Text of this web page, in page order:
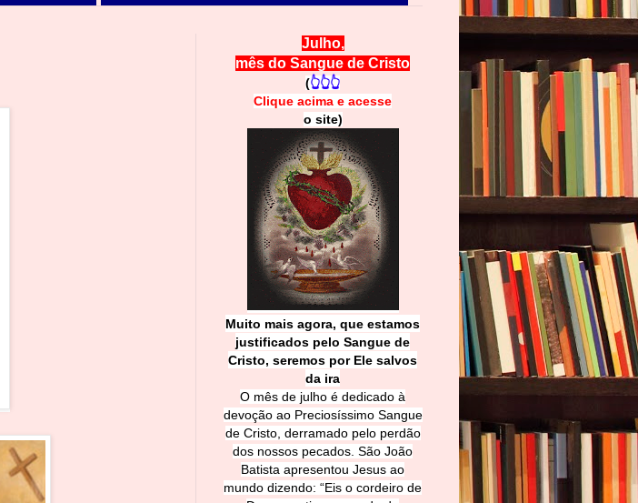
Julho,
mês do Sangue de Cristo
(👆👆👆
Clique acima e acesse
o site)
Muito mais agora, que estamos
justificados pelo Sangue de
Cristo, seremos por Ele salvos
da ira
O mês de julho é dedicado à
devoção ao Preciosíssimo Sangue
de Cristo, derramado pelo perdão
dos nossos pecados. São João
Batista apresentou Jesus ao
mundo dizendo: “Eis o cordeiro de